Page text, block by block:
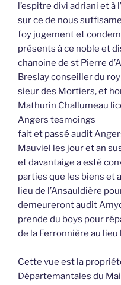
l’espitre divi adriani et à
sur ce de nous
foy jugement et
présents à ce noble et
chanoine de st Pierre
Breslay conseiller du
sieur des Mortiers, et
Mathurin Challumeau
Angers tesmoings
fait et passé audit
Mauviel les jour et an
et davantaige a esté
parties que les biens et
lieu de l’Ansauldière
demeureront audit
prende du boys pour
de la Ferronnière au
Cette vue est la
Départemantales du